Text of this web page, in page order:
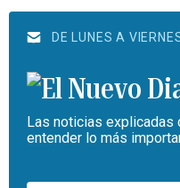
DE LUNES A
Las noticias explicadas
entender lo más